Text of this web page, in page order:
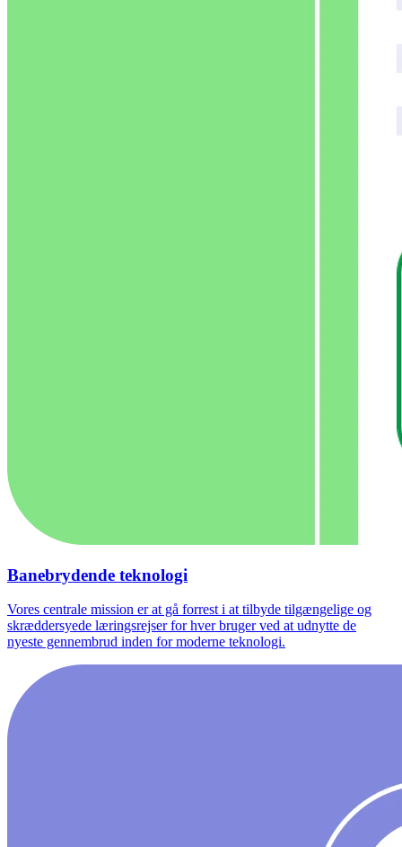
Banebrydende teknologi
Vores centrale mission er at gå forrest i at tilbyde tilgængelige og
skræddersyede læringsrejser for hver bruger ved at udnytte de
nyeste gennembrud inden for moderne teknologi.